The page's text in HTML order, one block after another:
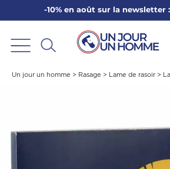
-10% en août sur la newsletter :
LA BARBE
Un jour un homme > Rasage > Lame de rasoir >